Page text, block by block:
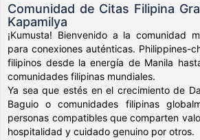
Comunidad de Citas Filipina
Kapamilya
¡Kumusta! Bienvenido a la comunidad
para conexiones auténticas. Philippines-
filipinos desde la energía de Manila
comunidades filipinas mundiales.
Ya sea que estés en el crecimiento de
Baguio o comunidades filipinas
personas compatibles que comparten
hospitalidad y cuidado genuino por otros.